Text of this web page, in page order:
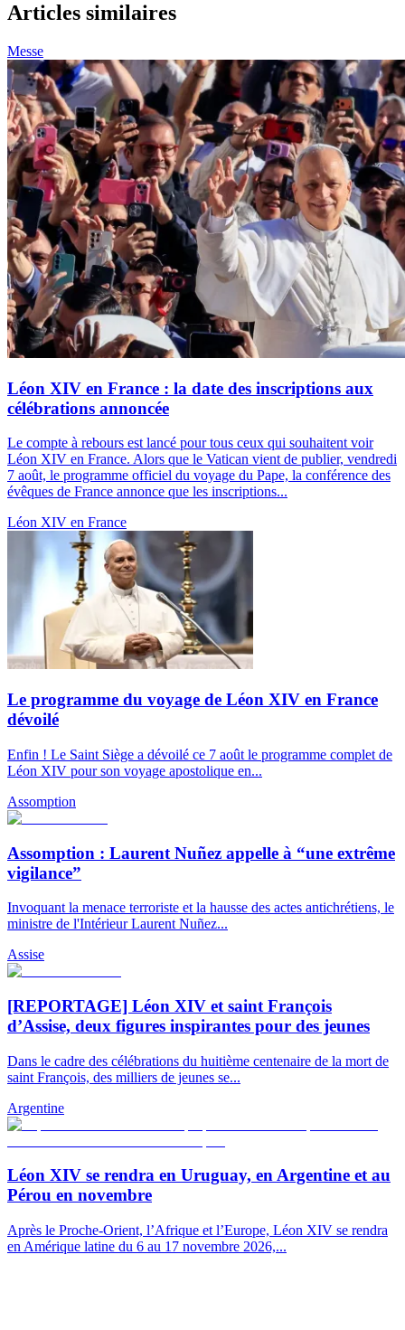
Articles similaires
Messe
Léon XIV en France : la date des inscriptions aux
célébrations annoncée
Le compte à rebours est lancé pour tous ceux qui souhaitent voir
Léon XIV en France. Alors que le Vatican vient de publier, vendredi
7 août, le programme officiel du voyage du Pape, la conférence des
évêques de France annonce que les inscriptions...
Léon XIV en France
Le programme du voyage de Léon XIV en France
dévoilé
Enfin ! Le Saint Siège a dévoilé ce 7 août le programme complet de
Léon XIV pour son voyage apostolique en...
Assomption
Assomption : Laurent Nuñez appelle à “une extrême
vigilance”
Invoquant la menace terroriste et la hausse des actes antichrétiens, le
ministre de l'Intérieur Laurent Nuñez...
Assise
[REPORTAGE] Léon XIV et saint François
d’Assise, deux figures inspirantes pour des jeunes
Dans le cadre des célébrations du huitième centenaire de la mort de
saint François, des milliers de jeunes se...
Argentine
Léon XIV se rendra en Uruguay, en Argentine et au
Pérou en novembre
Après le Proche-Orient, l’Afrique et l’Europe, Léon XIV se rendra
en Amérique latine du 6 au 17 novembre 2026,...